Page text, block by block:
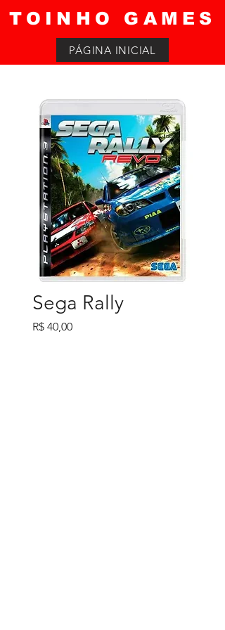
TOINHO GAMES
PÁGINA INICIAL
Sega Rally
R$ 40,00Preço